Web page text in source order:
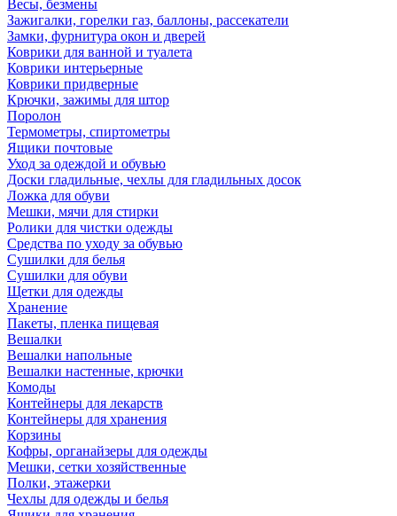
Весы, безмены
Зажигалки, горелки газ, баллоны, рассекатели
Замки, фурнитура окон и дверей
Коврики для ванной и туалета
Коврики интерьерные
Коврики придверные
Крючки, зажимы для штор
Поролон
Термометры, спиртометры
Ящики почтовые
Уход за одеждой и обувью
Доски гладильные, чехлы для гладильных досок
Ложка для обуви
Мешки, мячи для стирки
Ролики для чистки одежды
Средства по уходу за обувью
Сушилки для белья
Сушилки для обуви
Щетки для одежды
Хранение
Пакеты, пленка пищевая
Вешалки
Вешалки напольные
Вешалки настенные, крючки
Комоды
Контейнеры для лекарств
Контейнеры для хранения
Корзины
Кофры, органайзеры для одежды
Мешки, сетки хозяйственные
Полки, этажерки
Чехлы для одежды и белья